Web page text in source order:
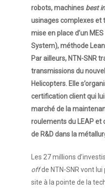
robots, machines best
usinages complexes
mise en place d’un
System), méthode
Par ailleurs, NTN-SNR
transmissions du
Helicopters. Elle
certification client qui
marché de la
roulements du LEAP et
de R&D dans la
Les 27 millions
offde NTN-SNR vont
site à la pointe de la